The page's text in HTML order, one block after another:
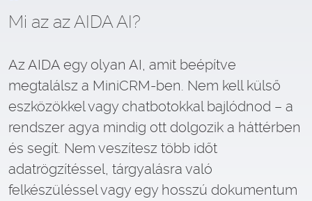
Mi az az AIDA AI?
Az AIDA egy olyan AI, amit beépítve
megtalálsz a MiniCRM-ben. Nem kell külső
eszközökkel vagy chatbotokkal bajlódnod – a
rendszer agya mindig ott dolgozik a háttérben
és segít. Nem veszítesz több időt
adatrögzítéssel, tárgyalásra való
felkészüléssel vagy egy hosszú dokumentum